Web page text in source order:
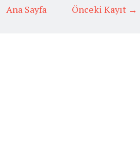
Önceki Kayıt →
Ana Sayfa